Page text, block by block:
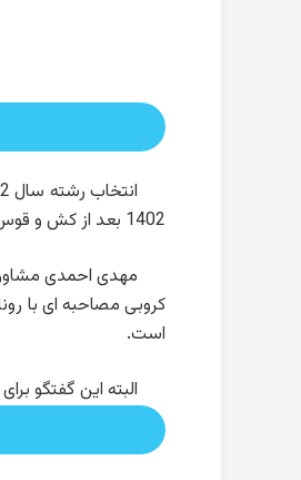
1402 بعد از کش و قوس های فراوان این فرایند سخت و دلهره آور را انجام دادند.
مهدی احمدی مشاور
کروبی مصاحبه ای با
است.
البته این گفتگو برای بچه های 1403 هم کاربرد خواهد داشت و آشنایی با